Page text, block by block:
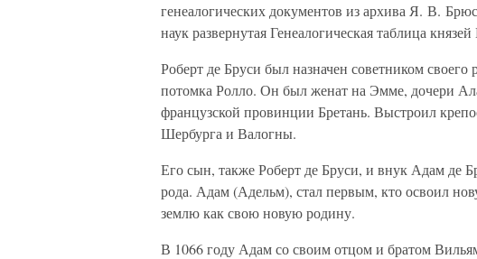
генеалогических документов из архива Я. В.
наук развернутая Генеалогическая таблица
Роберт де Бруси был назначен советником
потомка Ролло. Он был женат на Эмме, дочери
французской провинции Бретань. Выстроил
Шербурга и Валогны.
Его сын, также Роберт де Бруси, и внук Адам де
рода. Адам (Адельм), стал первым, кто освоил
землю как свою новую родину.
В 1066 году Адам со своим отцом и братом